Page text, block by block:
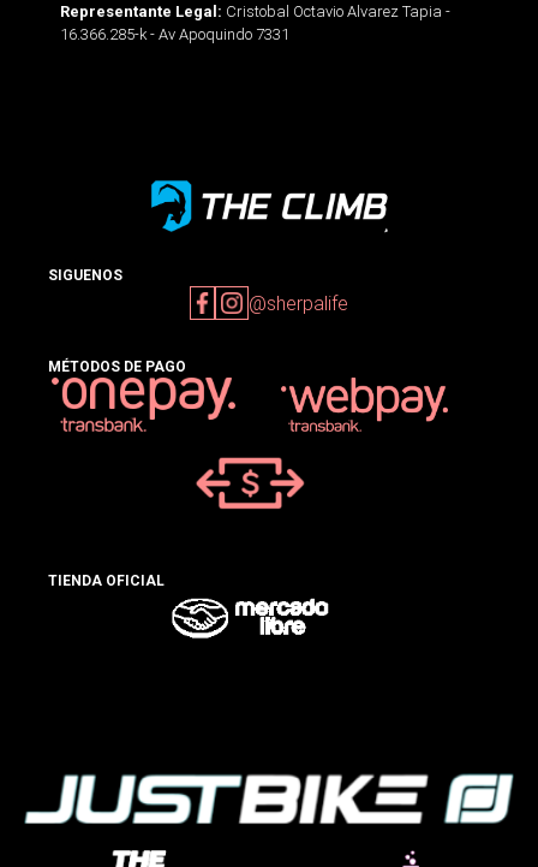
Representante Legal: Cristobal Octavio Alvarez Tapia -
16.366.285-k - Av Apoquindo 7331
SIGUENOS
@sherpalife
MÉTODOS DE PAGO
TIENDA OFICIAL